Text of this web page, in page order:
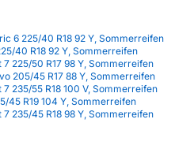
6 225/40 R18 92 Y, Sommerreifen
40 R18 92 Y, Sommerreifen
225/50 R17 98 Y, Sommerreifen
205/45 R17 88 Y, Sommerreifen
235/55 R18 100 V, Sommerreifen
45 R19 104 Y, Sommerreifen
235/45 R18 98 Y, Sommerreifen